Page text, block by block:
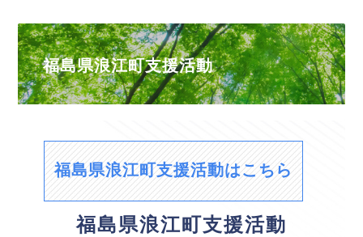
福島県浪江町支援活動
福島県浪江町支援活動はこちら
福島県浪江町支援活動